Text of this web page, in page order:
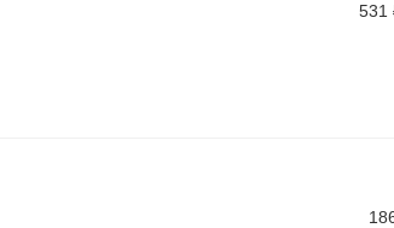
531